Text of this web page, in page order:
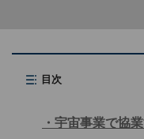
目次
宇宙事業で協